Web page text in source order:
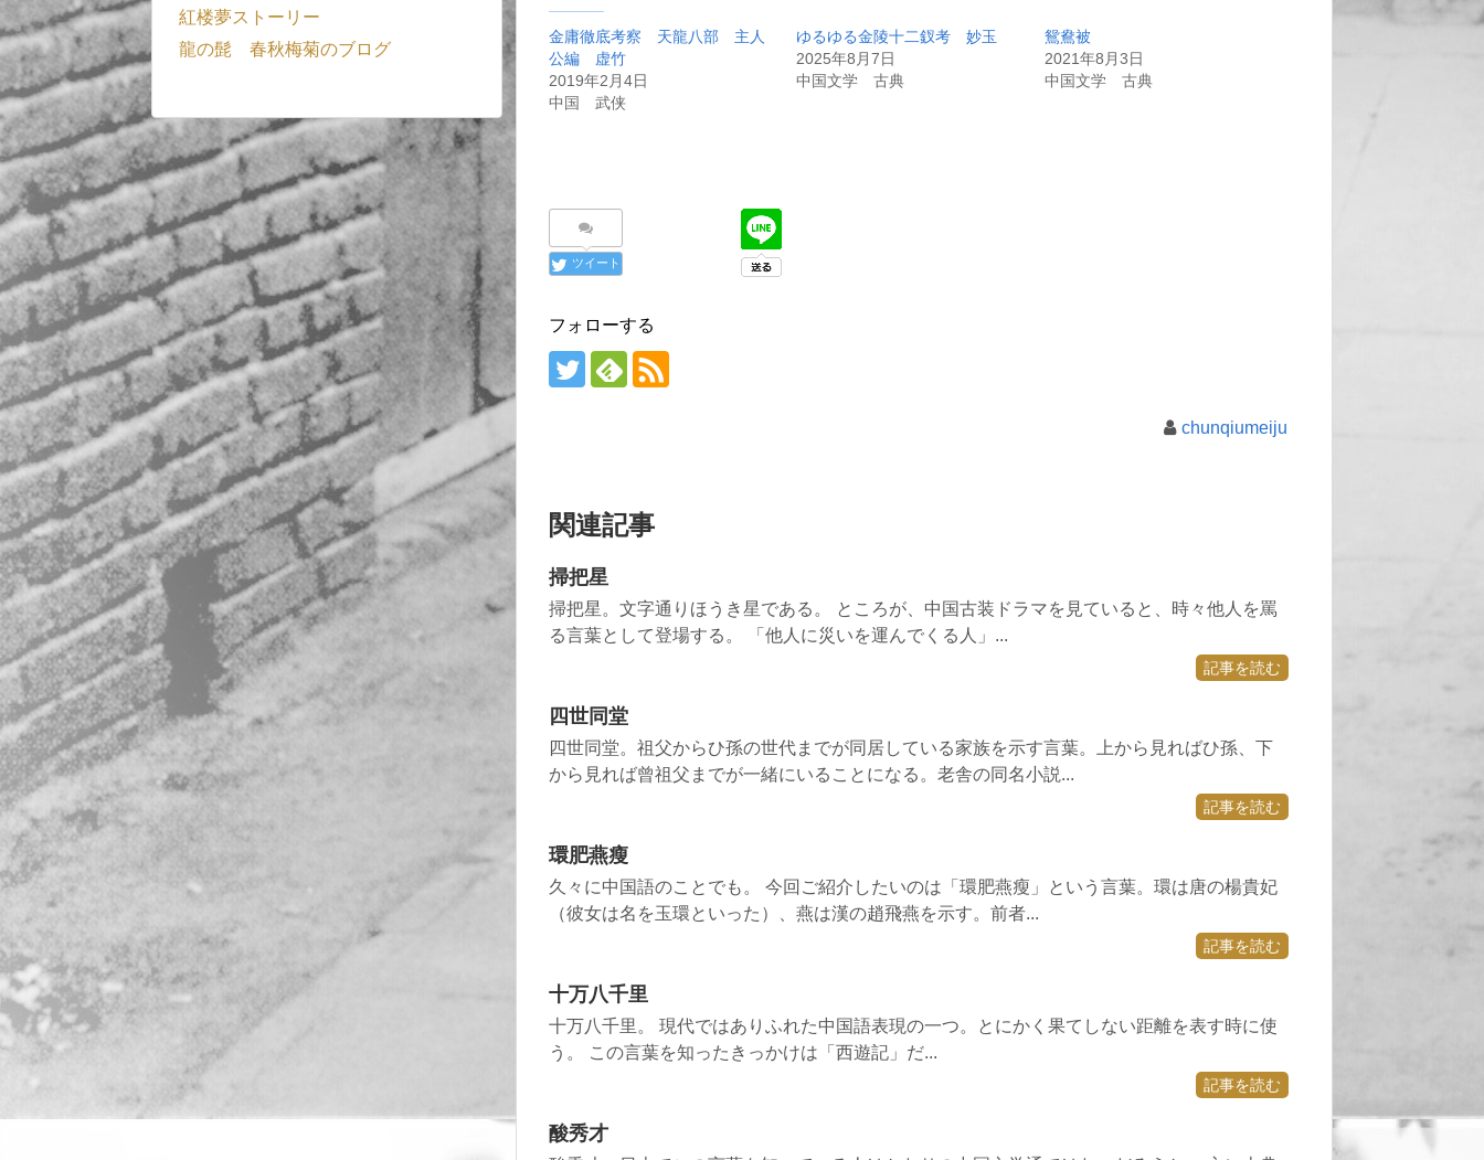
金庸徹底考察 天龍八部 主人
公編 虚竹
2019年2月4日
中国 武侠
ゆるゆる金陵十二釵考 妙玉
2025年8月7日
中国文学 古典
鴛鴦被
2021年8月3日
中国文学 古典
ツイート
フォローする
chunqiumeiju
関連記事
掃把星
掃把星。文字通りほうき星である。 ところが、中国古装ドラマを見ていると、時々他人を罵
る言葉として登場する。 「他人に災いを運んでくる人」...
記事を読む
四世同堂
四世同堂。祖父からひ孫の世代までが同居している家族を示す言葉。上から見ればひ孫、下
から見れば曾祖父までが一緒にいることになる。老舎の同名小説...
記事を読む
環肥燕瘦
久々に中国語のことでも。 今回ご紹介したいのは「環肥燕瘦」という言葉。環は唐の楊貴妃
（彼女は名を玉環といった）、燕は漢の趙飛燕を示す。前者...
記事を読む
十万八千里
十万八千里。 現代ではありふれた中国語表現の一つ。とにかく果てしない距離を表す時に使
う。 この言葉を知ったきっかけは「西遊記」だ...
記事を読む
酸秀才
紅楼夢ストーリー
龍の髭 春秋梅菊のブログ